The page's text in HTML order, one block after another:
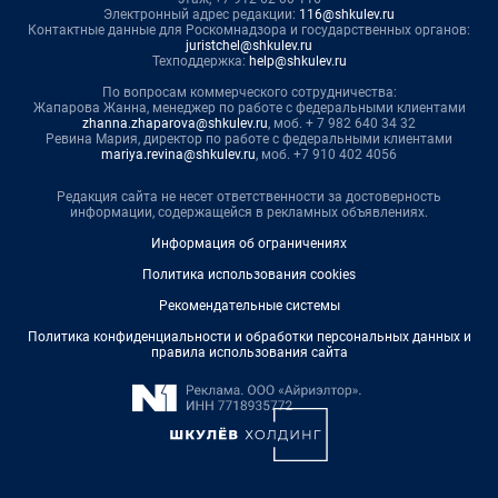
Электронный адрес редакции: 116@shkulev.ru
Контактные данные для Роскомнадзора и государственных органов:
juristchel@shkulev.ru
Техподдержка: help@shkulev.ru
По вопросам коммерческого сотрудничества:
Жапарова Жанна, менеджер по работе с федеральными клиентами
zhanna.zhaparova@shkulev.ru, моб. + 7 982 640 34 32
Ревина Мария, директор по работе с федеральными клиентами
mariya.revina@shkulev.ru, моб. +7 910 402 4056
Редакция сайта не несет ответственности за достоверность
информации, содержащейся в рекламных объявлениях.
Информация об ограничениях
Политика использования cookies
Рекомендательные системы
Политика конфиденциальности и обработки персональных данных и
правила использования сайта